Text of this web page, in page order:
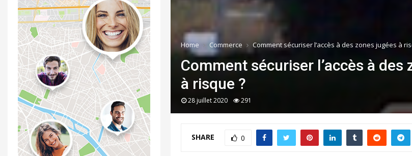
Home Commerce Comment sécuriser l’accès à des zones jugées à
Comment sécuriser l’accès à des
à risque ?
28 juillet 2020 291
SHARE 0